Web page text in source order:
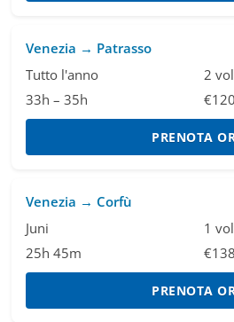
Venezia → Patrasso
Tutto l'anno
2
33h – 35h
€120
PRENOTA
Venezia → Corfù
Juni
1
25h 45m
€138
PRENOTA